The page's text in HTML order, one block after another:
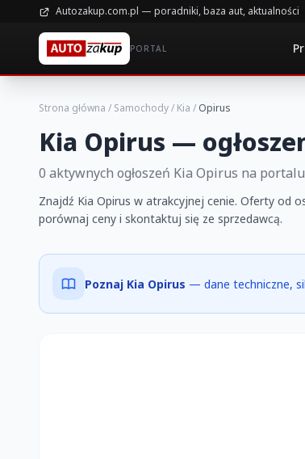
Autozakup.com.pl — poradniki, baza aut, aktualności
PORTAL
Strona główna / Samochody/ Kia / Opirus
Kia Opirus —
0 aktywnych ogłoszeń Kia Opirus na
Znajdź Kia Opirus w atrakcyjnej cenie. Oferty od
porównaj ceny i skontaktuj się ze sprzedawcą.
Poznaj Kia Opirus — dane techniczne,